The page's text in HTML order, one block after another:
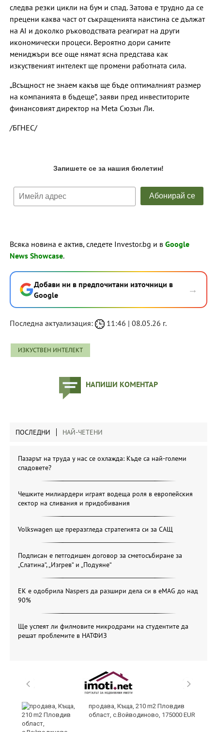
следва резки цикли на бум и спад. Затова е трудно да се
прецени каква част от съкращенията наистина се дължат
на AI и доколко ръководствата реагират на други
икономически процеси. Вероятно дори самите
мениджъри все още нямат ясна представа как
изкуственият интелект ще промени работната сила.
„Всъщност не знаем какъв ще бъде оптималният размер
на компанията в бъдеще“, заяви пред инвеститорите
финансовият директор на Meta Сюзън Ли.
/БГНЕС/
Всяка новина е актив, следете Investor.bg и в Google
News Showcase.
Добави ни в предпочитани източници в
Google
→
Последна актуализация: 11:46 | 08.05.26 г.
ИЗКУСТВЕН ИНТЕЛЕКТ
НАПИШИ КОМЕНТАР
ПОСЛЕДНИ НАЙ-ЧЕТЕНИ
Пазарът на труда у нас се охлажда: Къде са най-големи
спадовете?
Чешките милиардери играят водеща роля в европейския
сектор на сливания и придобивания
Volkswagen ще преразгледа стратегията си за САЩ
Подписан е петгодишен договор за сметосъбиране за
„Слатина“, „Изгрев“ и „Подуяне“
ЕК е одобрила Naspers да разшири дела си в eMAG до над
90%
Ще успеят ли филмовите микродрами на студентите да
решат проблемите в НАТФИЗ
продава, Къща, 210 m2 Пловдив
област, с.Войводиново, 175000 EUR